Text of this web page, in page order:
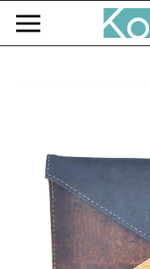
Zum Hauptinhalt springen